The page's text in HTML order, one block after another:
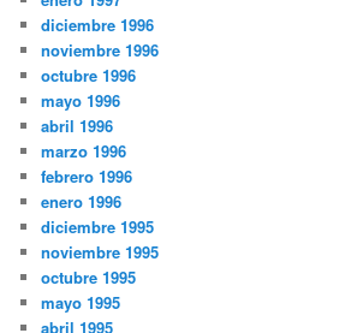
diciembre 1996
noviembre 1996
octubre 1996
mayo 1996
abril 1996
marzo 1996
febrero 1996
enero 1996
diciembre 1995
noviembre 1995
octubre 1995
mayo 1995
abril 1995